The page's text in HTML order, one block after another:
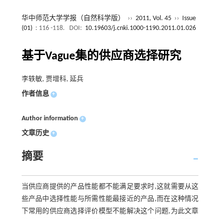
华中师范大学学报（自然科学版） ›› 2011, Vol. 45 ››
Issue
(01) : 116 -118. DOI: 10.19603/j.cnki.1000-1190.2011.01.026
基于Vague集的供应商选择研究
李轶敏, 贾增科, 延兵
作者信息 +
Author information +
文章历史 +
摘要
当供应商提供的产品性能都不能满足要求时,这就需要从这
些产品中选择性能与所需性能最接近的产品,而在这种情况
下常用的供应商选择评价模型不能解决这个问题,为此文章